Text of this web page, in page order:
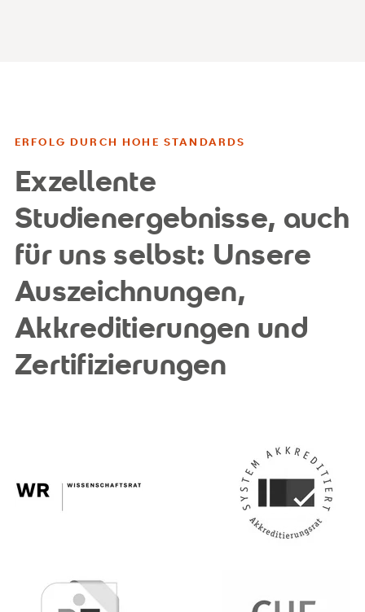
ERFOLG DURCH HOHE STANDARDS
Exzellente
Studienergebnisse, auch
für uns selbst: Unsere
Auszeichnungen,
Akkreditierungen und
Zertifizierungen